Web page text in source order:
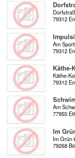
79312
Am
79312
Käthe-
Käthe-
79312
Am
77955
Im
Im Grün
79268